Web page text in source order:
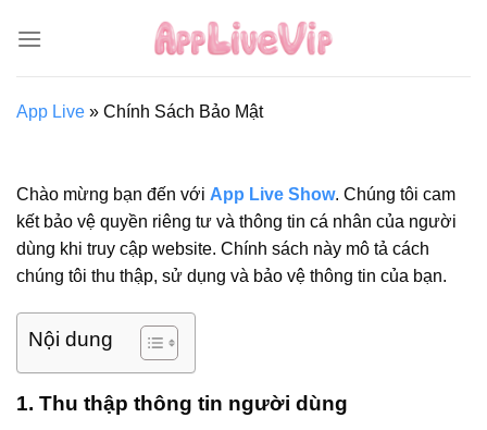
qua
App Live » Chính Sách Bảo Mật
Chào mừng bạn đến với App Live Show. Chúng tôi cam
kết bảo vệ quyền riêng tư và thông tin cá nhân của người
dùng khi truy cập website. Chính sách này mô tả cách
chúng tôi thu thập, sử dụng và bảo vệ thông tin của bạn.
Nội dung
1. Thu thập thông tin người dùng